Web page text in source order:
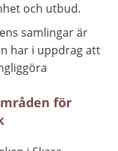
och utbud.
samlingar är
har i uppdrag att
för